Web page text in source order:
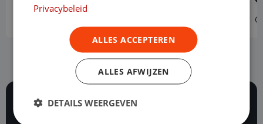
Privacybeleid
ALLES ACCEPTEREN
ALLES AFWIJZEN
DETAILS WEERGEVEN